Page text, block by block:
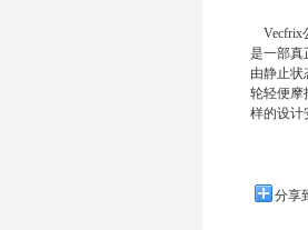
Vecfrix
是一部真
由静止状
轮轻便摩
样的设计
分享